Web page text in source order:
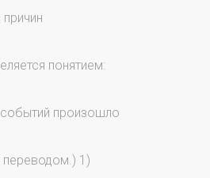
понятием:
произошло
переводом.) 1)